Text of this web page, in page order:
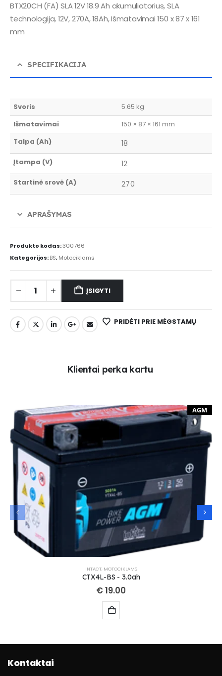
BTX20CH (FA) SLA 12V 18.9 Ah akumuliatorius, SLA
technologija, 12V, 270A, 18Ah, Išmatavimai 150 x 87 x 161
mm
SPECIFIKACIJA
Svoris
5.65 kg
Išmatavimai
150 × 87 × 161 mm
Talpa (Ah)
18
Įtampa (V) 12
Startinė srovė (A) 270
APRAŠYMAS
Produkto kodas:300766
Kategorijos:BS,Motociklams
ĮSIGYTI
PRIDĖTI PRIE MĖGSTAMŲ
Klientai perka kartu
AGM
INTACT, MOTOCIKLAMS
CTX4L-BS - 3.0ah
€ 19.00
Kontaktai